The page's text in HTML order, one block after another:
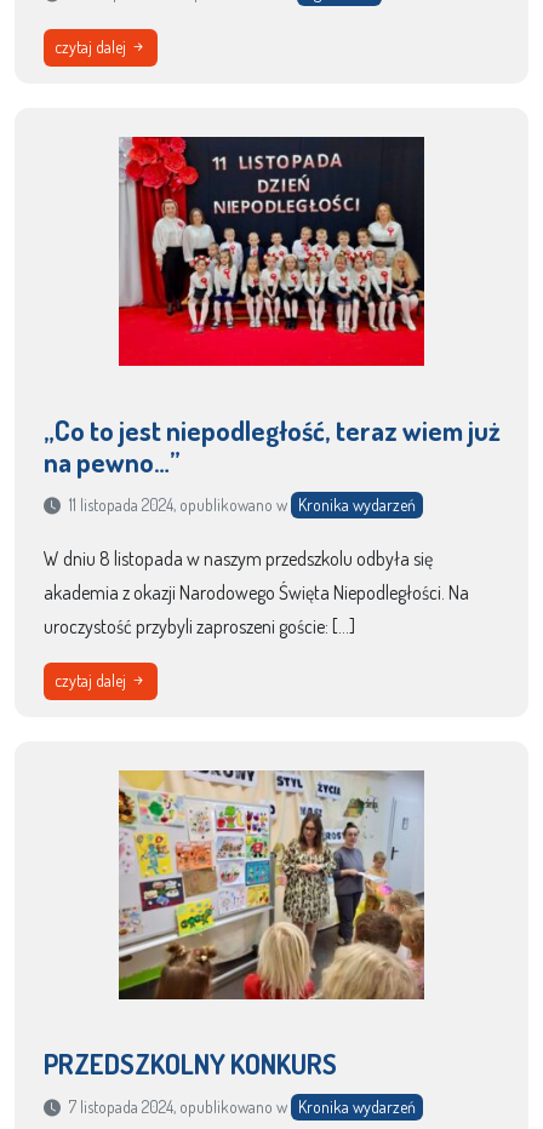
czytaj dalej
„Co to jest niepodległość, teraz wiem już
na pewno…”
11 listopada 2024, opublikowano w Kronika wydarzeń
W dniu 8 listopada w naszym przedszkolu odbyła się
akademia z okazji Narodowego Święta Niepodległości. Na
uroczystość przybyli zaproszeni goście: […]
czytaj dalej
PRZEDSZKOLNY KONKURS
7 listopada 2024, opublikowano w Kronika wydarzeń